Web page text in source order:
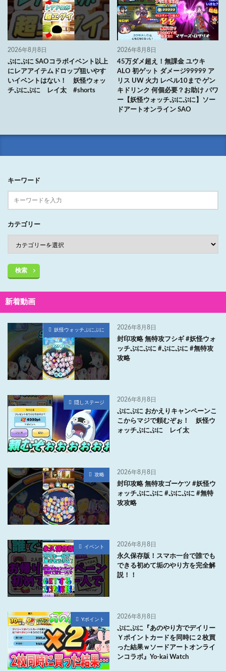
2026年8月8日
ぷにぷに SAOコラボイベント以上
にレアアイテムドロップ狙いやす
いイベントはない！ 妖怪ウォッ
チぷにぷに レイ太 #shorts
2026年8月8日
45万ダメ超え！無課金 ユウキ
ALO 初ゲット ダメージ99999 ア
リス UW 火力 レベル10まで ゲン
キドリンク 何個必要？お助け パワ
ー【妖怪ウォッチぷにぷに】ソー
ドアートオンライン SAO
キーワード
カテゴリー
検索
新着動画
妖怪ウォッチぷにぷに 2026年8月8日
封印攻略 無特攻フシギ #妖怪ウォ
ッチぷにぷに #ぷにぷに #無特攻
攻略
隠しステージ 2026年8月8日
ぷにぷに おかえりキャンペーンこ
こからマジで頼むぞぉ！ 妖怪ウ
ォッチぷにぷに レイ太
攻略 2026年8月8日
封印攻略 無特攻ゴーケツ #妖怪ウ
ォッチぷにぷに #ぷにぷに #無特
攻攻略
イベント 2026年8月8日
永久保存版！スマホ一台で誰でも
できる初めて垢のやり方を完全解
説！！
Yポイント 2026年8月8日
ぷにぷに『あのやり方でデイリー
Ｙポイントカードを同時に２枚買
った結果ｗソードアートオンライ
ンコラボ』Yo-kai Watch